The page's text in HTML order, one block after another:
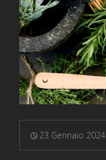
23 Gennaio 2024